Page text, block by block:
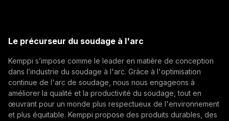
(opens in a new tab)
S'abonner
En vous abonnant, vous acceptez de recevoir des e-
mails marketing de Kemppi.
Le précurseur du soudage à l'arc
Kemppi s’impose comme le leader en matière de conception
dans l’industrie du soudage à l'arc. Grâce à l'optimisation
continue de l'arc de soudage, nous nous engageons à
améliorer la qualité et la productivité du soudage, tout en
œuvrant pour un monde plus respectueux de l'environnement
et plus équitable. Kemppi propose des produits durables, des